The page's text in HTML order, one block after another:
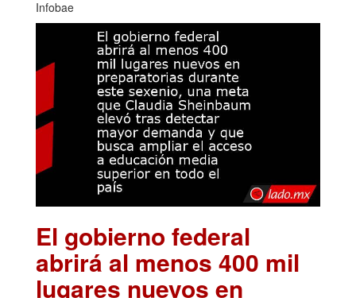
Infobae
El gobierno federal
abrirá al menos 400 mil
lugares nuevos en